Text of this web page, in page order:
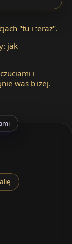
"tu i teraz".
jak
i
was bliżej.